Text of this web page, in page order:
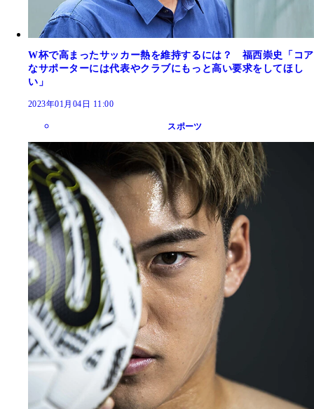
W杯で高まったサッカー熱を維持するには？ 福西崇史「コア
なサポーターには代表やクラブにもっと高い要求をしてほし
い」
2023年01月04日 11:00
スポーツ